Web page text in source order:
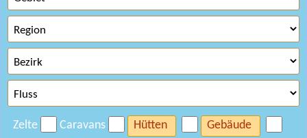
Zelte Caravans Hütten
Gebäude